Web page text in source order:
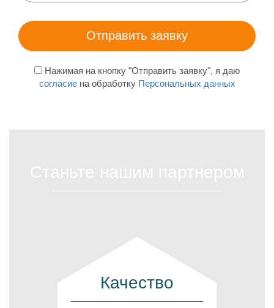
Нажимая на кнопку "Отправить заявку", я даю
согласиена обработку Персональных данных
Качество